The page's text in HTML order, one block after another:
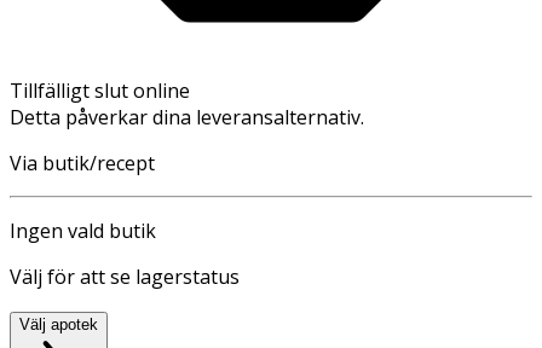
Tillfälligt slut online
Detta påverkar dina leveransalternativ.
Via butik/recept
Ingen vald butik
Välj för att se lagerstatus
Välj apotek